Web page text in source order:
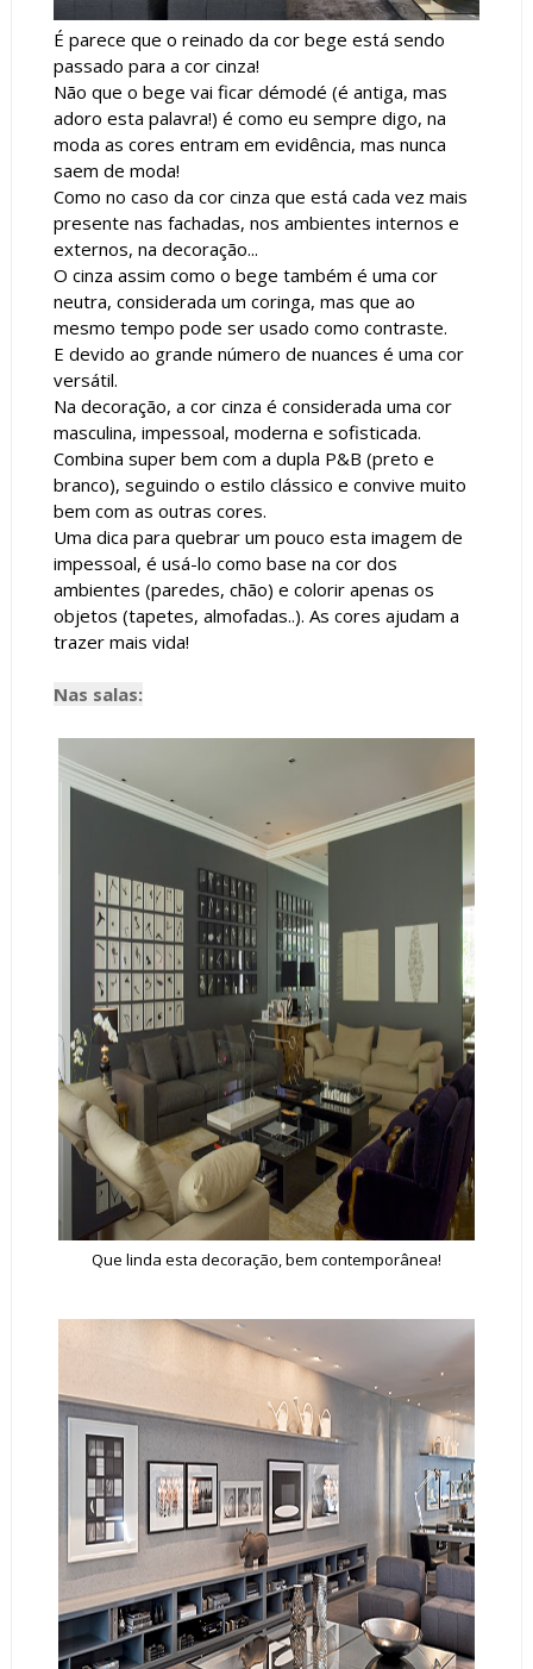
É parece que o reinado da cor bege está sendo
passado para a cor cinza!
Não que o bege vai ficar démodé (é antiga, mas
adoro esta palavra!) é como eu sempre digo, na
moda as cores entram em evidência, mas nunca
saem de moda!
Como no caso da cor cinza que está cada vez mais
presente nas fachadas, nos ambientes internos e
externos, na decoração...
O cinza assim como o bege também é uma cor
neutra, considerada um coringa, mas que ao
mesmo tempo pode ser usado como contraste.
E devido ao grande número de nuances é uma cor
versátil.
Na decoração, a cor cinza é considerada uma cor
masculina, impessoal, moderna e sofisticada.
Combina super bem com a dupla P&B (preto e
branco), seguindo o estilo clássico e convive muito
bem com as outras cores.
Uma dica para quebrar um pouco esta imagem de
impessoal, é usá-lo como base na cor dos
ambientes (paredes, chão) e colorir apenas os
objetos (tapetes, almofadas..). As cores ajudam a
trazer mais vida!
Nas salas:
Que linda esta decoração, bem contemporânea!